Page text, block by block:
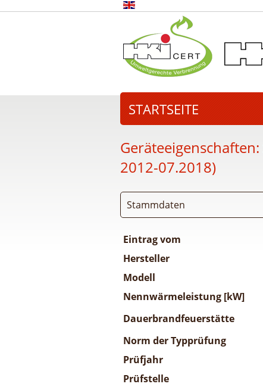
STARTSEITE
Geräteeigenschaften:
2012-07.2018)
Stammdaten
Eintrag vom
Hersteller
Modell
Nennwärmeleistung [kW]
Dauerbrandfeuerstätte
Norm der Typprüfung
Prüfjahr
Prüfstelle